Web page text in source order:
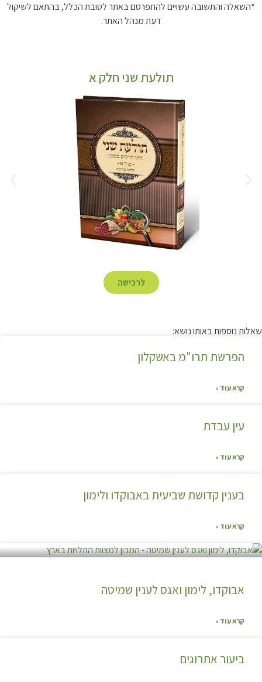
*השאלה והתשובה עשויים להתפרסם באתר לטובת הכלל, בהתאם לשיקול
דעת מנהל האתר.
תולעת שני חלק א
לרכישה
שאלות נוספות באותו נושא:
הפרשת תרו"מ באשקלון
קרא עוד »
עין עבדת
קרא עוד »
בענין קדושת שביעית באבוקדו ולימון
קרא עוד »
אבוקדו, לימון ואגס לענין שמיטה
קרא עוד »
ביעור אתרוגים